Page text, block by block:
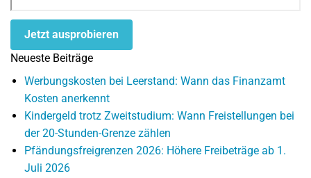
Jetzt ausprobieren
Neueste Beiträge
Werbungskosten bei Leerstand: Wann das Finanzamt
Kosten anerkennt
Kindergeld trotz Zweitstudium: Wann Freistellungen bei
der 20-Stunden-Grenze zählen
Pfändungsfreigrenzen 2026: Höhere Freibeträge ab 1.
Juli 2026